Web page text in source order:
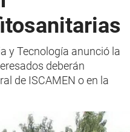
y Tecnología anunció la
deberán
de ISCAMEN o en la